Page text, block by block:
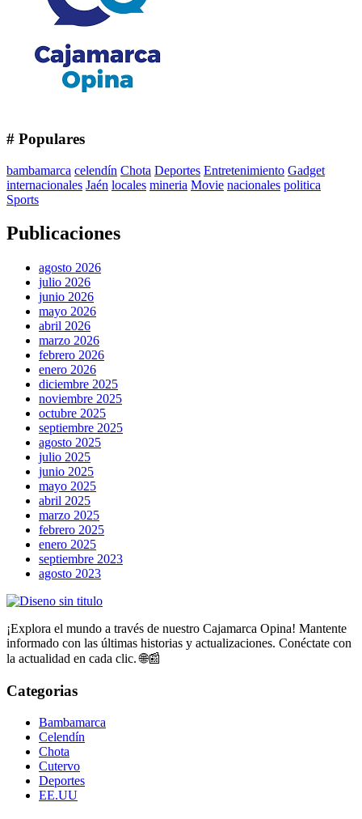
# Populares
bambamarca celendín Chota Deportes Entretenimiento Gadget
internacionales Jaén locales mineria Movie nacionales politica
Sports
Publicaciones
agosto 2026
julio 2026
junio 2026
mayo 2026
abril 2026
marzo 2026
febrero 2026
enero 2026
diciembre 2025
noviembre 2025
octubre 2025
septiembre 2025
agosto 2025
julio 2025
junio 2025
mayo 2025
abril 2025
marzo 2025
febrero 2025
enero 2025
septiembre 2023
agosto 2023
¡Explora el mundo a través de nuestro Cajamarca Opina! Mantente
informado con las últimas historias y actualizaciones. Conéctate con
la actualidad en cada clic. 🌐📰
Categorias
Bambamarca
Celendín
Chota
Cutervo
Deportes
EE.UU